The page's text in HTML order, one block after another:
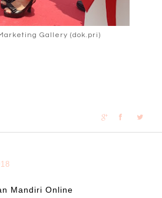
Gallery (dok.pri)
Mandiri Online